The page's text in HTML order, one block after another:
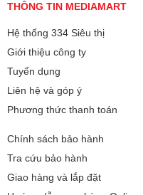
THÔNG TIN MEDIAMART
Hệ thống 334 Siêu thị
Giới thiệu công ty
Tuyển dụng
Liên hệ và góp ý
Phương thức thanh toán
Chính sách bảo hành
Tra cứu bảo hành
Giao hàng và lắp đặt